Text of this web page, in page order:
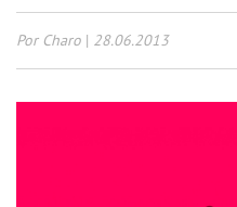
Por Charo | 28.06.2013